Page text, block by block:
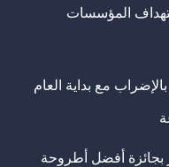
المؤسسات
مع بداية العام
بجائزة أفضل أطروحة